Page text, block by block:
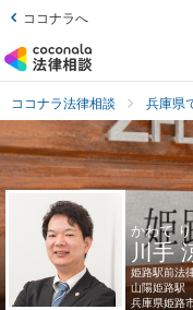
ココナラへ
ココナラ法律相談 兵庫県
かわて
川手
姫路駅前法
山陽姫路駅
兵庫県姫路